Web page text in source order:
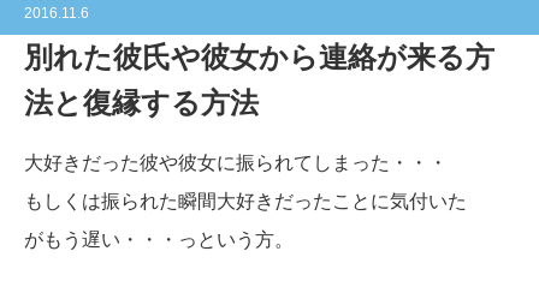
2016.11.6
別れた彼氏や彼女から連絡が来る方
法と復縁する方法
大好きだった彼や彼女に振られてしまった・・・
もしくは振られた瞬間大好きだったことに気付いた
がもう遅い・・・っという方。